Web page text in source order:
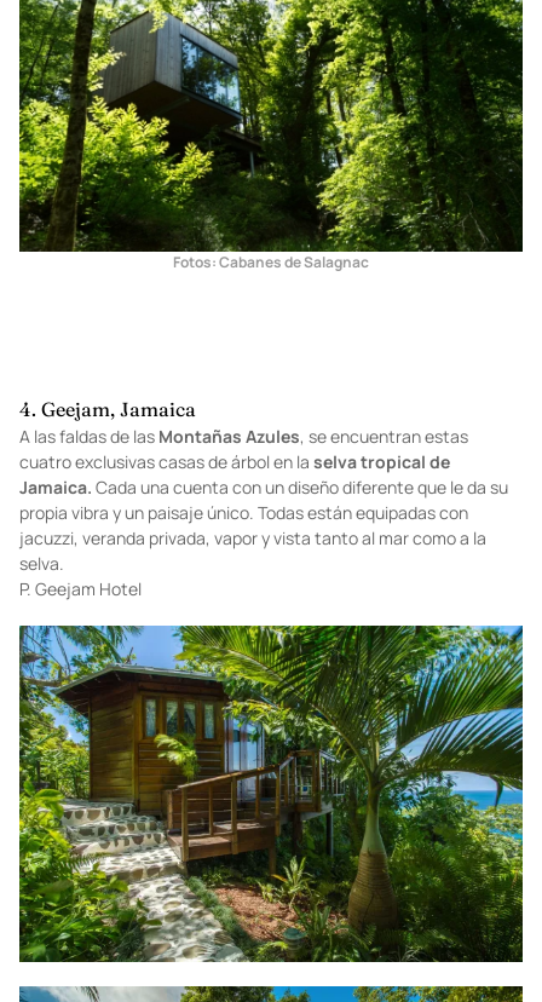
Fotos: Cabanes de Salagnac
4. Geejam, Jamaica
A las faldas de las Montañas Azules, se encuentran estas
cuatro exclusivas casas de árbol en la selva tropical de
Jamaica. Cada una cuenta con un diseño diferente que le da su
propia vibra y un paisaje único. Todas están equipadas con
jacuzzi, veranda privada, vapor y vista tanto al mar como a la
selva.
P. Geejam Hotel